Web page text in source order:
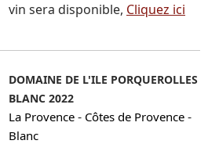
vin sera disponible, Cliquez ici
DOMAINE DE L'ILE PORQUEROLLES
BLANC 2022
La Provence - Côtes de Provence -
Blanc